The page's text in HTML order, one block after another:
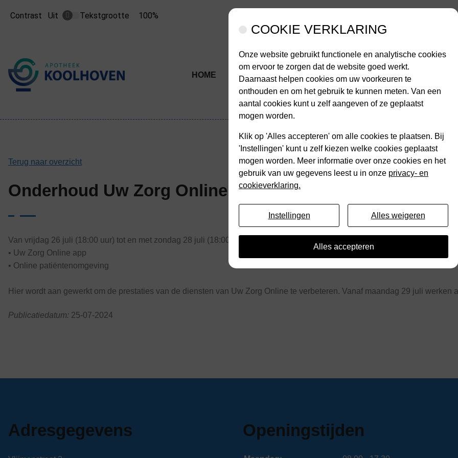
COOKIE VERKLARING
Onze website gebruikt functionele en analytische cookies
om ervoor te zorgen dat de website goed werkt.
Daarnaast helpen cookies om uw voorkeuren te
onthouden en om het gebruik te kunnen meten. Van een
aantal cookies kunt u zelf aangeven of ze geplaatst
mogen worden.
Klik op 'Alles accepteren' om alle cookies te plaatsen. Bij
'Instellingen' kunt u zelf kiezen welke cookies geplaatst
mogen worden. Meer informatie over onze cookies en het
gebruik van uw gegevens leest u in onze privacy- en
cookieverklaring.
Instellingen Alles weigeren
Alles accepteren
Contrast Uit Tekstgrootte
Tekst
100%
Hoofdmenu
HOME Services INFORMATIE
Informatie
submenu
CONTACT
Contact
submenu
Terug naar overzicht
Onderhoud Uw Zorg Online
Van vrijdag 26 juli (18:00 uur) tot en met zondag 28 juli (18:00 uur) zijn de volgende online zorgdiensten niet bereikbaar:
• Uw Zorg Online app
• Online patiëntenomgeving
Hier wordt aan gewerkt om de prestaties van de diensten van Uw Zorg Online te verbeteren. Vanaf maandag 29 juli
Publicatiedatum: 25-07-2024
Adresgegevens Openingstijden